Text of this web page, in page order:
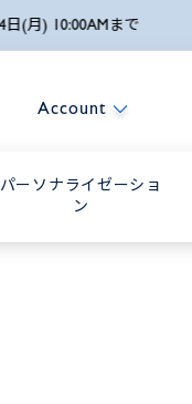
Account
パーソナライゼーショ
ン